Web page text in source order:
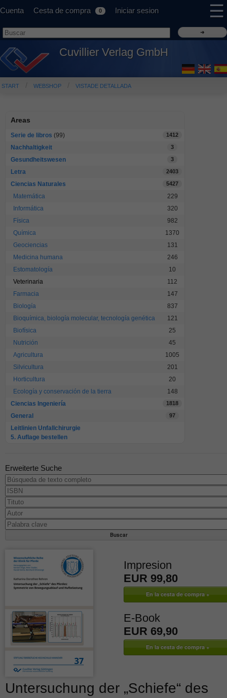
Cuenta Cesta de compra 0 Iniciar sesion ☰
Cuvillier Verlag GmbH
START WEBSHOP VISTADE DETALLADA
Areas
Serie de libros (99) 1412
Nachhaltigkeit 3
Gesundheitswesen 3
Letra 2403
Ciencias Naturales 5427
Matemática
229
Informática
320
Física
982
Química
1370
Geociencias
131
Medicina humana
246
Estomatología
10
Veterinaria
112
Farmacia
147
Biología
837
Bioquímica, biología molecular, tecnología genética
121
Biofísica
25
Nutrición
45
Agricultura
1005
Silvicultura
201
Horticultura
20
Ecología y conservación de la tierra
148
Ciencias Ingeniería
1818
General 97
Leitlinien Unfallchirurgie
5. Auflage bestellen
Erweiterte Suche
Impresion
EUR 99,80
E-Book
EUR 69,90
Untersuchung der „Schiefe“ des